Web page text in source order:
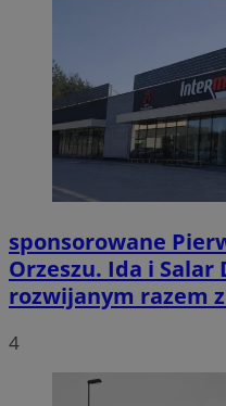
sponsorowane
Orzeszu. Ida i Salar
rozwijanym razem
4